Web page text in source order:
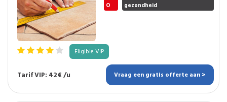
O
gezondheid
Eligible VIP
Tarif VIP: 42€ /u Vraag een gratis offerte aan >